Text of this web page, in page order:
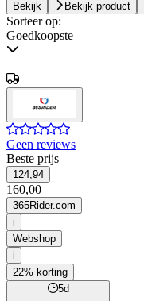
Bekijk Bekijk product
Sorteer op:
Goedkoopste
Geen reviews
Beste prijs
124,94
160,00
365Rider.com
i
Webshop
i
22% korting
5d